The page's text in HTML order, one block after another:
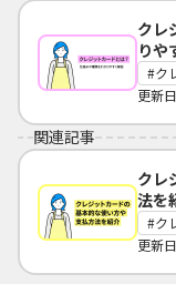
クレ
りや
ク
更新
関連記事
クレ
法を
ク
更新